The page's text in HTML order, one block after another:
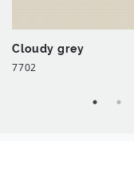
Cloudy grey
7702